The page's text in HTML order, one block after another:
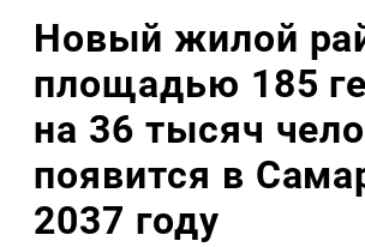
Новый жилой
площадью 185
на 36 тысяч
появится в
2037 году